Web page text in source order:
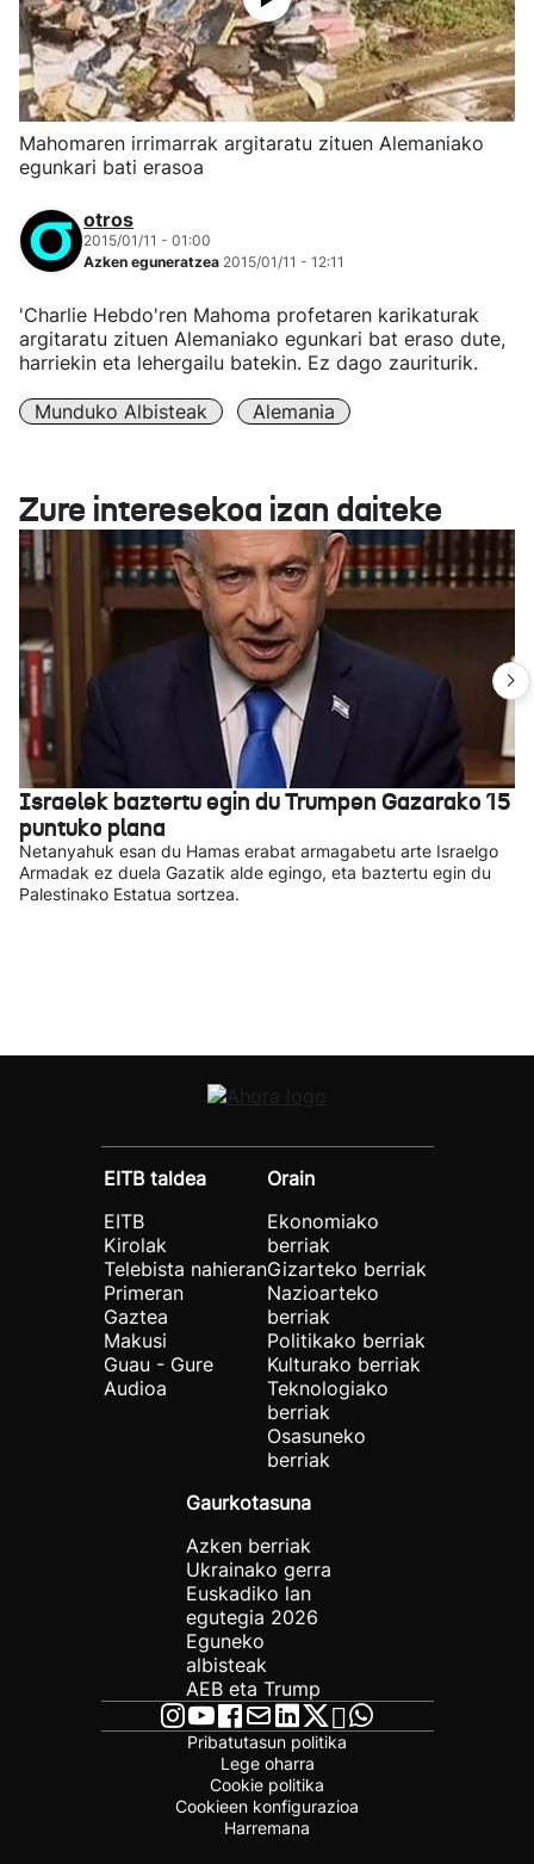
Mahomaren irrimarrak argitaratu zituen Alemaniako
egunkari bati erasoa
otros
2015/01/11 - 01:00
Azken eguneratzea 2015/01/11 - 12:11
'Charlie Hebdo'ren Mahoma profetaren karikaturak
argitaratu zituen Alemaniako egunkari bat eraso dute,
harriekin eta lehergailu batekin. Ez dago zauriturik.
Munduko Albisteak Alemania
Zure interesekoa izan daiteke
Israelek baztertu egin du Trumpen Gazarako 15
puntuko plana
Netanyahuk esan du Hamas erabat armagabetu arte Israelgo
Armadak ez duela Gazatik alde egingo, eta baztertu egin du
Palestinako Estatua sortzea.
EITB taldea
EITB
Kirolak
Telebista nahieran
Primeran
Gaztea
Makusi
Guau - Gure
Audioa
Orain
Ekonomiako
berriak
Gizarteko berriak
Nazioarteko
berriak
Politikako berriak
Kulturako berriak
Teknologiako
berriak
Osasuneko
berriak
Gaurkotasuna
Azken berriak
Ukrainako gerra
Euskadiko lan
egutegia 2026
Eguneko
albisteak
AEB eta Trump
Pribatutasun politika
Lege oharra
Cookie politika
Cookieen konfigurazioa
Harremana